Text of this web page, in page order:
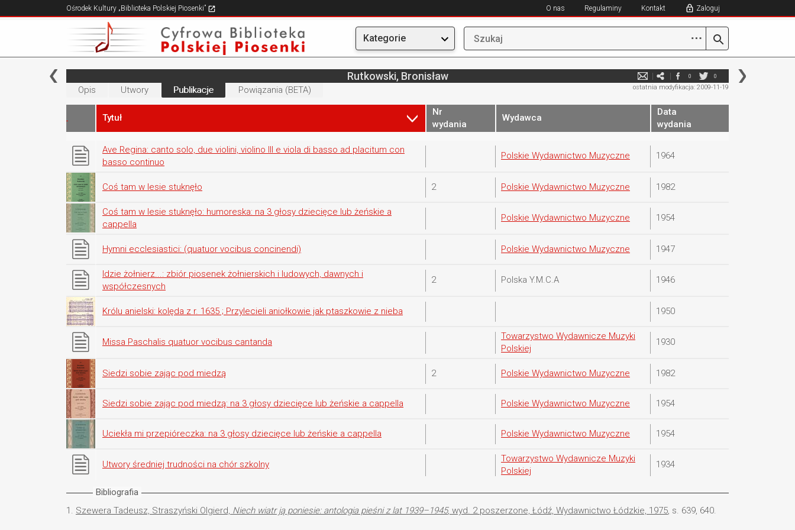
Ośrodek Kultury „Biblioteka Polskiej Piosenki” O nas Regulaminy Kontakt Zaloguj
Kategorie ⋯
Rutkowski, Bronisław 0 0
ostatnia modyfikacja: 2009-11-19
Opis Utwory Publikacje Powiązania (BETA)
Tytuł
Nr
wydania
Wydawca
Data
wydania
Ave Regina: canto solo, due violini, violino III e viola di basso ad placitum con
basso continuo
Polskie Wydawnictwo Muzyczne 1964
Coś tam w lesie stuknęło 2 Polskie Wydawnictwo Muzyczne 1982
Coś tam w lesie stuknęło: humoreska: na 3 głosy dziecięce lub żeńskie a
cappella
Polskie Wydawnictwo Muzyczne 1954
Hymni ecclesiastici: (quatuor vocibus concinendi) Polskie Wydawnictwo Muzyczne 1947
Idzie żołnierz...: zbiór piosenek żołnierskich i ludowych, dawnych i
współczesnych
2 Polska Y.M.C.A 1946
Królu anielski: kolęda z r. 1635 ; Przylecieli aniołkowie jak ptaszkowie z nieba 1950
Missa Paschalis quatuor vocibus cantanda
Towarzystwo Wydawnicze Muzyki
Polskiej
1930
Siedzi sobie zając pod miedzą 2 Polskie Wydawnictwo Muzyczne 1982
Siedzi sobie zając pod miedzą: na 3 głosy dziecięce lub żeńskie a cappella Polskie Wydawnictwo Muzyczne 1954
Uciekła mi przepióreczka: na 3 głosy dziecięce lub żeńskie a cappella Polskie Wydawnictwo Muzyczne 1954
Utwory średniej trudności na chór szkolny
Towarzystwo Wydawnicze Muzyki
Polskiej
1934
Bibliografia
1. Szewera Tadeusz, Straszyński Olgierd, Niech wiatr ją poniesie: antologia pieśni z lat 1939–1945, wyd. 2 poszerzone, Łódź, Wydawnictwo Łódzkie, 1975, s. 639, 640.